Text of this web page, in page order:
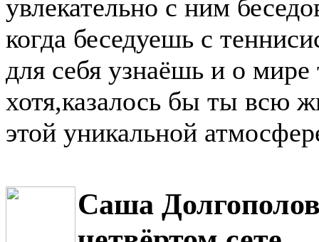
увлекательно с ним
когда беседуешь с
для себя узнаёшь и о
хотя,казалось бы ты всю
этой уникальной
Саша